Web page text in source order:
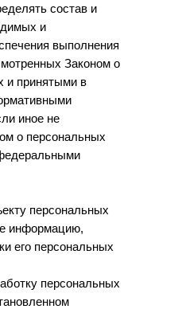
состав и
и
выполнения
Законом о
и принятыми в
иное не
о персональных
персональных
информацию,
его персональных
персональных